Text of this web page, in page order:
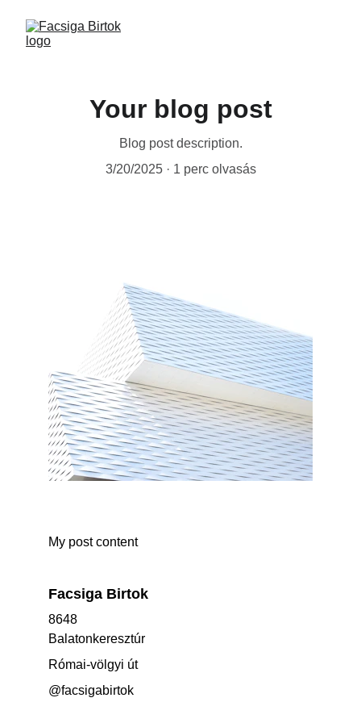
Your blog post
Blog post description.
3/20/2025
1 perc olvasás
My post content
Facsiga Birtok
8648
Balatonkeresztúr
Római-völgyi út
@facsigabirtok